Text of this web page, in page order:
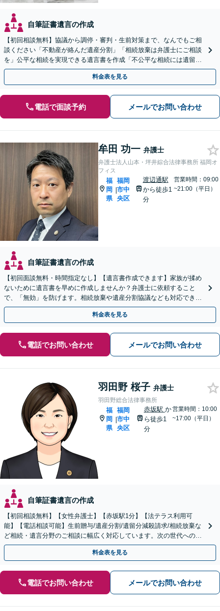
自筆証書遺言の作成
【初回相談無料】協議から調停・審判・生前対策まで、なんでもご相
談ください「不動産が絡んだ遺産分割」「相続放棄は弁護士にご相談
を」公平な相続を実現できる遺言書を作成「不公平な相続には遺留分
侵害額請求が有効」【夜間・休日相談可】【完全個室相談】
料金表を見る
電話で面談予約 メールでお問い合わせ
牟田 功一 弁護士
弁護士法人山本・坪井綜合法律事務所 福岡オ
フィス
福
岡
県
|
福岡
市中
央区
渡辺通駅
から徒歩1
分
営業時間：09:00
~21:00（平日）
自筆証書遺言の作成
【初回面談無料・時間指定なし】【遺言書作成できます】家族が揉め
ないために遺言書を早めに作成しませんか？弁護士に依頼すること
で、「無効」を防げます。相続放棄や遺産分割協議なども対応できま
す。【訪問相談可】【土日祝・夜間早朝も対応】
料金表を見る
電話でお問い合わせ メールでお問い合わせ
羽田野 桜子 弁護士
羽田野総合法律事務所
福
岡
県
|
福岡
市中
央区
赤坂駅 か
ら徒歩1
分
営業時間：10:00
~17:00（平日）
自筆証書遺言の作成
【初回相談無料】【女性弁護士】【赤坂駅1分】【法テラス利用可
能】【電話相談可能】生前贈与/遺産分割/遺留分減殺請求/相続放棄な
ど相続・遺言分野のご相談に幅広く対応しています。次の世代へのよ
り良いバトンパスをお手伝いさせていただきます。
料金表を見る
電話でお問い合わせ メールでお問い合わせ